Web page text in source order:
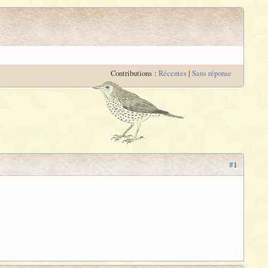
Contributions : Récentes| Sans réponse
#1